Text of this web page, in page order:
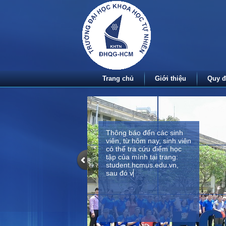
Thông báo đến các sinh
viên, từ hôm nay, sinh viên
có thể tra cứu điểm học
tập của mình tại trang:
student.hcmus.edu.vn,
sau đó vào mục kết quả
học t
Trang chủ Giới thiệu Quy